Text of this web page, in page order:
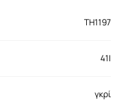
TH1197
41I
γκρί